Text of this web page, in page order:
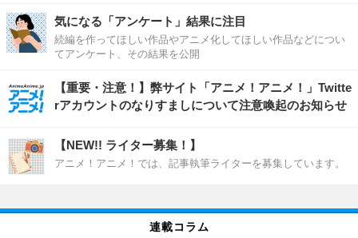
気になる「アンケート」結果に注目
続編を作ってほしい作品やアニメ化してほしい作品などについ
てアンケート、その結果を公開
【重要・注意！】弊サイト「アニメ！アニメ！」Twitte
rアカウントのなりすましについて注意喚起のお知らせ
【NEW!! ライター募集！】
アニメ！アニメ！では、記事執筆ライターを募集しています。
連載コラム